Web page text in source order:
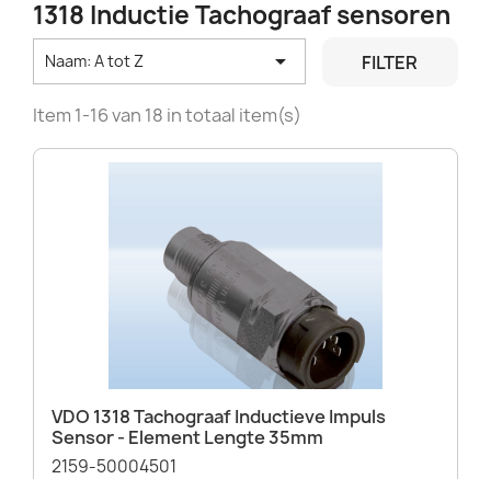
1318 Inductie Tachograaf sensoren
Naam: A tot Z  FILTER
Item 1-16 van 18 in totaal item(s)
VDO 1318 Tachograaf Inductieve Impuls
Sensor - Element Lengte 35mm
2159-50004501